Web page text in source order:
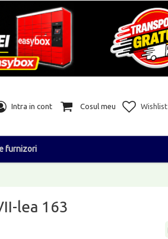
Intra in cont Cosul meu Wishlist
furnizori
lea 163